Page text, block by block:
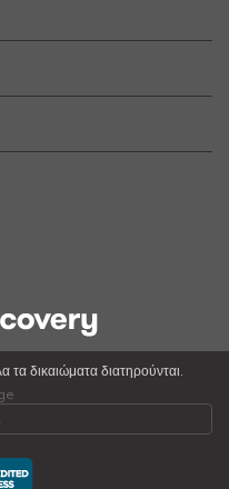
δικαιώματα διατηρούνται.